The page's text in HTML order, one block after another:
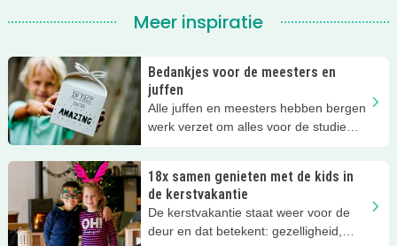
Meer inspiratie
Bedankjes voor de meesters en
juffen
Alle juffen en meesters hebben bergen
werk verzet om alles voor de studie
bijna ten einde is, is het tijd je ze best
eens mag verwennen met een
verrassing. Dat verdient een mooi
(zelfgemaakt) cadeautje!
18x samen genieten met de kids in
de kerstvakantie
De kerstvakantie staat weer voor de
deur en dat betekent: gezelligheid,